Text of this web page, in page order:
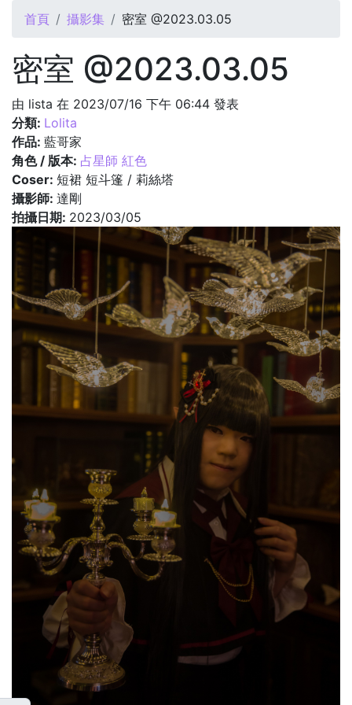
您在這裡
首頁 攝影集 密室 @2023.03.05
密室 @2023.03.05
由 lista 在 2023/07/16 下午 06:44 發表
分類: Lolita
作品: 藍哥家
角色 / 版本: 占星師 紅色
Coser: 短裙 短斗篷 / 莉絲塔
攝影師: 達剛
拍攝日期: 2023/03/05